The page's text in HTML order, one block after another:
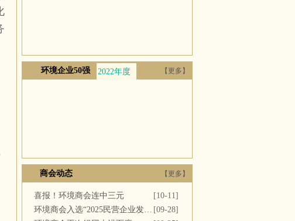
环境企业50强 2022年度 2021年度 2020年度
【更多】
商会动态 【更多】
喜报！环境商会连中三元
[10-11]
环境商会入选“2025民营企业发展新质生产力系列典型案例” [09-28]